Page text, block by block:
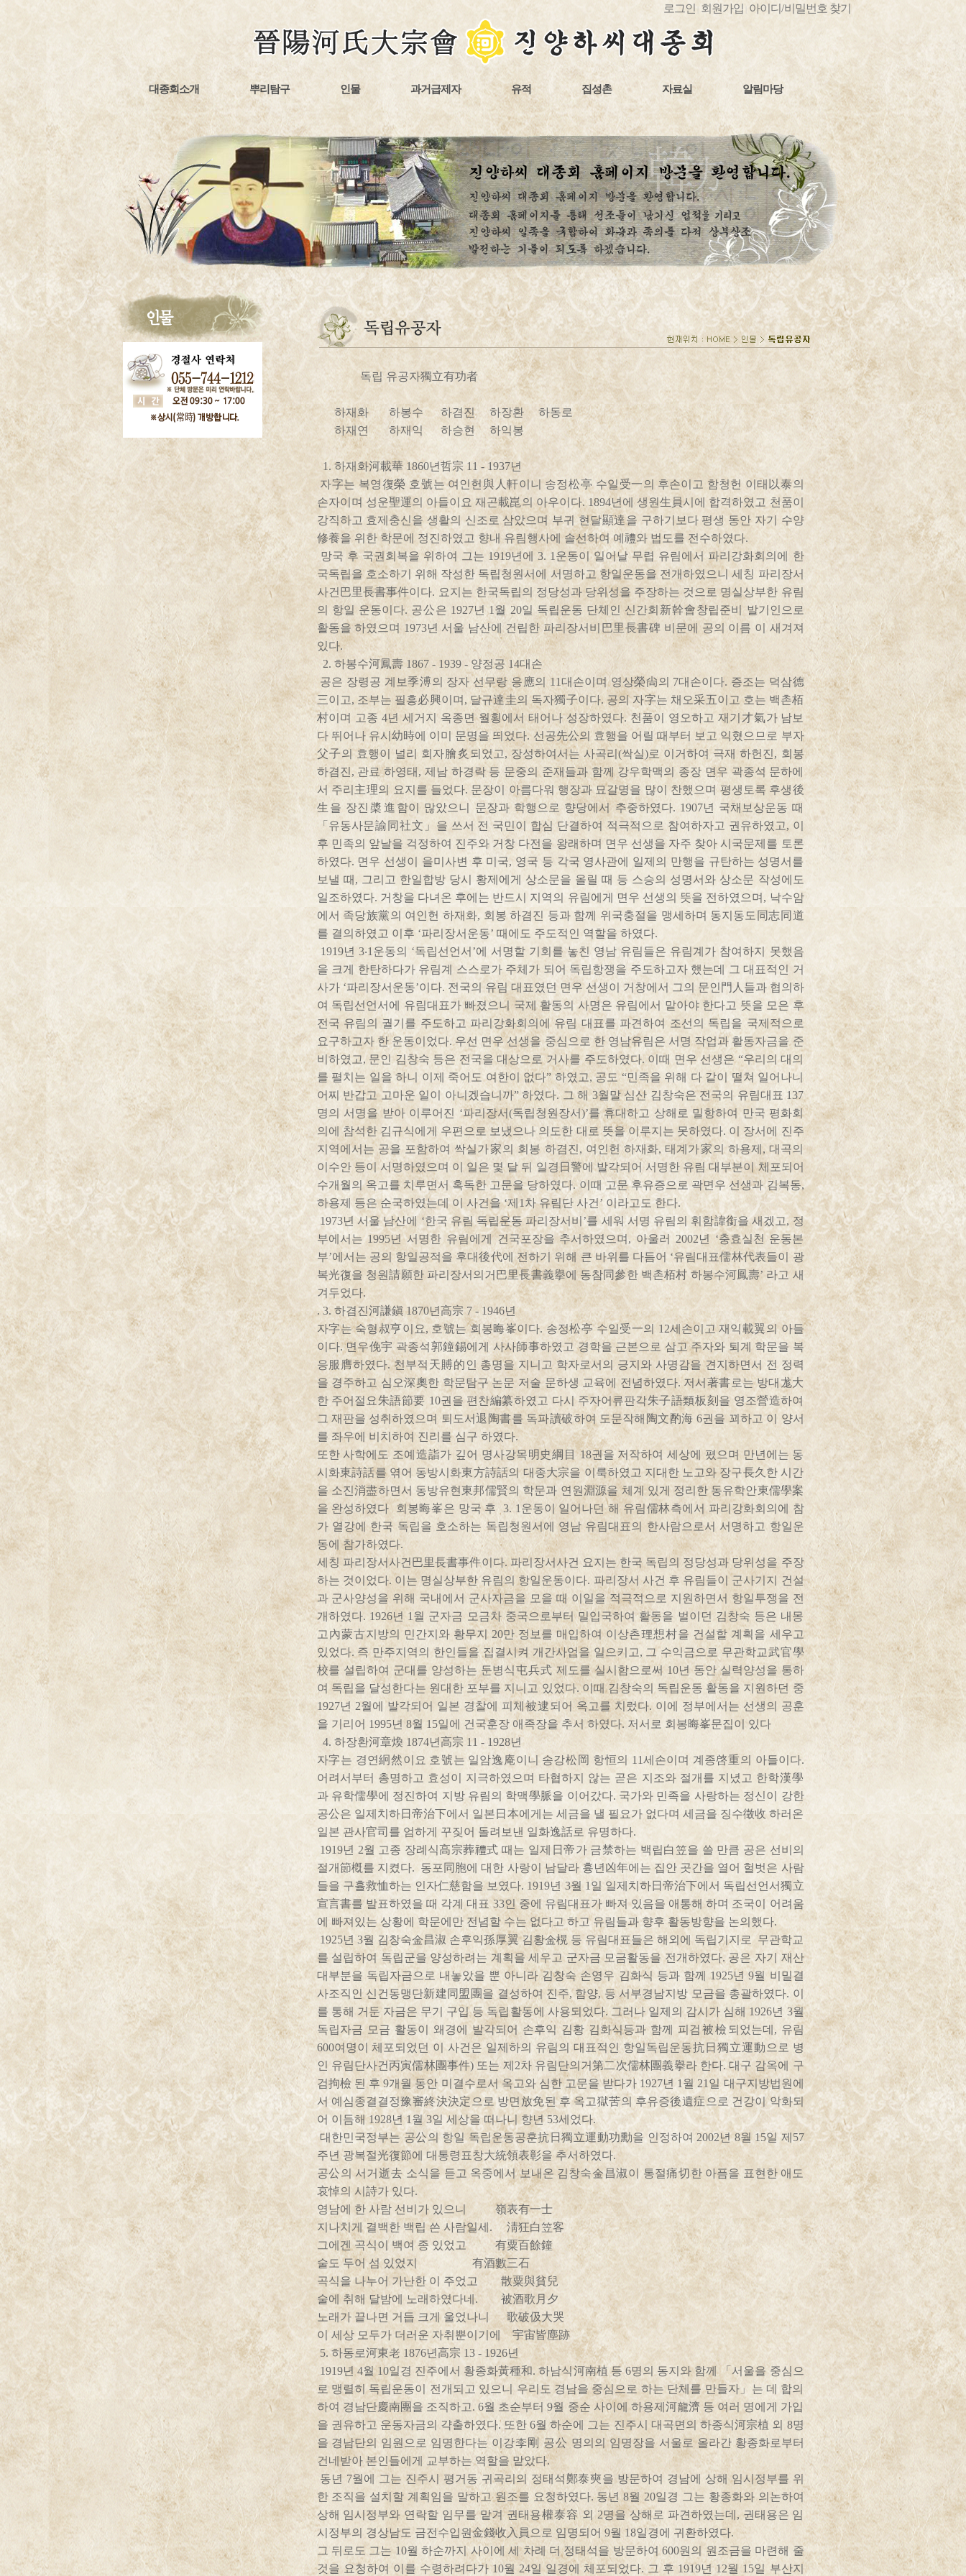
로그인 회원가입 아이디 /비밀번호 찾기
대종회소개 뿌리탐구 인물 과거급제자 유적 집성촌 자료실 알림마당
독립 유공자獨立有功者
하재화 하봉수 하겸진 하장환 하동로
하재연 하재익 하승현 하익봉
1. 하재화河載華 1860년哲宗 11 - 1937년
자字는 복영復榮 호號는 여인헌與人軒이니 송정松亭 수일受一의 후손이고 함청헌 이태以泰의
손자이며 성운聖運의 아들이요 재곤載崑의 아우이다. 1894년에 생원生員시에 합격하였고 천품이
강직하고 효제충신을 생활의 신조로 삼았으며 부귀 현달顯達을 구하기보다 평생 동안 자기 수양
修養을 위한 학문에 정진하였고 향내 유림행사에 솔선하여 예禮와 법도를 전수하였다.
망국 후 국권회복을 위하여 그는 1919년에 3. 1운동이 일어날 무렵 유림에서 파리강화회의에 한
국독립을 호소하기 위해 작성한 독립청원서에 서명하고 항일운동을 전개하였으니 세칭 파리장서
사건巴里長書事件이다. 요지는 한국독립의 정당성과 당위성을 주장하는 것으로 명실상부한 유림
의 항일 운동이다. 공公은 1927년 1월 20일 독립운동 단체인 신간회新幹會창립준비 발기인으로
활동을 하였으며 1973년 서울 남산에 건립한 파리장서비巴里長書碑 비문에 공의 이름 이 새겨져
있다.
2. 하봉수河鳳壽 1867 - 1939 - 양정공 14대손
공은 장령공 계보季溥의 장자 선무랑 응應의 11대손이며 영상榮尙의 7대손이다. 증조는 덕삼德
三이고, 조부는 필흥必興이며, 달규達圭의 독자獨子이다. 공의 자字는 채오采五이고 호는 백촌栢
村이며 고종 4년 세거지 옥종면 월횡에서 태어나 성장하였다. 천품이 영오하고 재기才氣가 남보
다 뛰어나 유시幼時에 이미 문명을 띄었다. 선공先公의 효행을 어릴 때부터 보고 익혔으므로 부자
父子의 효행이 널리 회자膾炙되었고, 장성하여서는 사곡리(싹실)로 이거하여 극재 하헌진, 회봉
하겸진, 관료 하영태, 제남 하경락 등 문중의 준재들과 함께 강우학맥의 종장 면우 곽종석 문하에
서 주리主理의 요지를 들었다. 문장이 아름다워 행장과 묘갈명을 많이 찬했으며 평생토록 후생後
生을 장진槳進함이 많았으니 문장과 학행으로 향당에서 추중하였다. 1907년 국채보상운동 때
「유동사문諭同社文」을 쓰서 전 국민이 합심 단결하여 적극적으로 참여하자고 권유하였고, 이
후 민족의 앞날을 걱정하여 진주와 거창 다전을 왕래하며 면우 선생을 자주 찾아 시국문제를 토론
하였다. 면우 선생이 을미사변 후 미국, 영국 등 각국 영사관에 일제의 만행을 규탄하는 성명서를
보낼 때, 그리고 한일합방 당시 황제에게 상소문을 올릴 때 등 스승의 성명서와 상소문 작성에도
일조하였다. 거창을 다녀온 후에는 반드시 지역의 유림에게 면우 선생의 뜻을 전하였으며, 낙수암
에서 족당族黨의 여인헌 하재화, 회봉 하겸진 등과 함께 위국충절을 맹세하며 동지동도同志同道
를 결의하였고 이후 ‘파리장서운동’ 때에도 주도적인 역할을 하였다.
1919년 3‧1운동의 ‘독립선언서’에 서명할 기회를 놓친 영남 유림들은 유림계가 참여하지 못했음
을 크게 한탄하다가 유림계 스스로가 주체가 되어 독립항쟁을 주도하고자 했는데 그 대표적인 거
사가 ‘파리장서운동’이다. 전국의 유림 대표였던 면우 선생이 거창에서 그의 문인門人들과 협의하
여 독립선언서에 유림대표가 빠졌으니 국제 활동의 사명은 유림에서 맡아야 한다고 뜻을 모은 후
전국 유림의 궐기를 주도하고 파리강화회의에 유림 대표를 파견하여 조선의 독립을 국제적으로
요구하고자 한 운동이었다. 우선 면우 선생을 중심으로 한 영남유림은 서명 작업과 활동자금을 준
비하였고, 문인 김창숙 등은 전국을 대상으로 거사를 주도하였다. 이때 면우 선생은 “우리의 대의
를 펼치는 일을 하니 이제 죽어도 여한이 없다” 하였고, 공도 “민족을 위해 다 같이 떨쳐 일어나니
어찌 반갑고 고마운 일이 아니겠습니까” 하였다. 그 해 3월말 심산 김창숙은 전국의 유림대표 137
명의 서명을 받아 이루어진 ‘파리장서(독립청원장서)’를 휴대하고 상해로 밀항하여 만국 평화회
의에 참석한 김규식에게 우편으로 보냈으나 의도한 대로 뜻을 이루지는 못하였다. 이 장서에 진주
지역에서는 공을 포함하여 싹실가家의 회봉 하겸진, 여인헌 하재화, 태계가家의 하용제, 대곡의
이수안 등이 서명하였으며 이 일은 몇 달 뒤 일경日警에 발각되어 서명한 유림 대부분이 체포되어
수개월의 옥고를 치루면서 혹독한 고문을 당하였다. 이때 고문 후유증으로 곽면우 선생과 김복동,
하용제 등은 순국하였는데 이 사건을 ‘제1차 유림단 사건’ 이라고도 한다.
1973년 서울 남산에 ‘한국 유림 독립운동 파리장서비’를 세워 서명 유림의 휘함諱銜을 새겠고, 정
부에서는 1995년 서명한 유림에게 건국포장을 추서하였으며, 아울러 2002년 ‘충효실천 운동본
부’에서는 공의 항일공적을 후대後代에 전하기 위해 큰 바위를 다듬어 ‘유림대표儒林代表들이 광
복光復을 청원請願한 파리장서의거巴里長書義擧에 동참同參한 백촌栢村 하봉수河鳳壽’ 라고 새
겨두었다.
. 3. 하겸진河謙鎭 1870년高宗 7 - 1946년
자字는 숙형叔亨이요, 호號는 회봉晦峯이다. 송정松亭 수일受一의 12세손이고 재익載翼의 아들
이다. 면우俛宇 곽종석郭鐘錫에게 사사師事하였고 경학을 근본으로 삼고 주자와 퇴계 학문을 복
응服膺하였다. 천부적天賻的인 총명을 지니고 학자로서의 긍지와 사명감을 견지하면서 전 정력
을 경주하고 심오深奧한 학문탐구 논문 저술 문하생 교육에 전념하였다. 저서著書로는 방대尨大
한 주어절요朱語節要 10권을 편찬編纂하였고 다시 주자어류판각朱子語類板刻을 영조營造하여
그 재판을 성취하였으며 퇴도서退陶書를 독파讀破하여 도문작해陶文酌海 6권을 꾀하고 이 양서
를 좌우에 비치하여 진리를 심구 하였다.
또한 사학에도 조예造詣가 깊어 명사강목明史綱目 18권을 저작하여 세상에 폈으며 만년에는 동
시화東詩話를 엮어 동방시화東方詩話의 대종大宗을 이룩하였고 지대한 노고와 장구長久한 시간
을 소진消盡하면서 동방유현東邦儒賢의 학문과 연원淵源을 체계 있게 정리한 동유학안東儒學案
을 완성하였다 회봉晦峯은 망국 후 3. 1운동이 일어나던 해 유림儒林측에서 파리강화회의에 참
가 열강에 한국 독립을 호소하는 독립청원서에 영남 유림대표의 한사람으로서 서명하고 항일운
동에 참가하였다.
세칭 파리장서사건巴里長書事件이다. 파리장서사건 요지는 한국 독립의 정당성과 당위성을 주장
하는 것이었다. 이는 명실상부한 유림의 항일운동이다. 파리장서 사건 후 유림들이 군사기지 건설
과 군사양성을 위해 국내에서 군사자금을 모을 때 이일을 적극적으로 지원하면서 항일투쟁을 전
개하였다. 1926년 1월 군자금 모금차 중국으로부터 밀입국하여 활동을 벌이던 김창숙 등은 내몽
고內蒙古지방의 민간지와 황무지 20만 정보를 매입하여 이상촌理想村을 건설할 계획을 세우고
있었다. 즉 만주지역의 한인들을 집결시켜 개간사업을 일으키고, 그 수익금으로 무관학교武官學
校를 설립하여 군대를 양성하는 둔병식屯兵式 제도를 실시함으로써 10년 동안 실력양성을 통하
여 독립을 달성한다는 원대한 포부를 지니고 있었다. 이때 김창숙의 독립운동 활동을 지원하던 중
1927년 2월에 발각되어 일본 경찰에 피체被逮되어 옥고를 치렀다. 이에 정부에서는 선생의 공훈
을 기리어 1995년 8월 15일에 건국훈장 애족장을 추서 하였다. 저서로 회봉晦峯문집이 있다
4. 하장환河章煥 1874년高宗 11 - 1928년
자字는 경연絅然이요 호號는 일암逸庵이니 송강松岡 항恒의 11세손이며 계종啓重의 아들이다.
어려서부터 총명하고 효성이 지극하였으며 타협하지 않는 곧은 지조와 절개를 지녔고 한학漢學
과 유학儒學에 정진하여 지방 유림의 학맥學脈을 이어갔다. 국가와 민족을 사랑하는 정신이 강한
공公은 일제치하日帝治下에서 일본日本에게는 세금을 낼 필요가 없다며 세금을 징수徵收 하러온
일본 관사官司를 엄하게 꾸짖어 돌려보낸 일화逸話로 유명하다.
1919년 2월 고종 장례식高宗葬禮式 때는 일제日帝가 금禁하는 백립白笠을 쓸 만큼 공은 선비의
절개節槪를 지켰다. 동포同胞에 대한 사랑이 남달라 흉년凶年에는 집안 곳간을 열어 헐벗은 사람
들을 구휼救恤하는 인자仁慈함을 보였다. 1919년 3월 1일 일제치하日帝治下에서 독립선언서獨立
宣言書를 발표하였을 때 각계 대표 33인 중에 유림대표가 빠져 있음을 애통해 하며 조국이 어려움
에 빠져있는 상황에 학문에만 전념할 수는 없다고 하고 유림들과 향후 활동방향을 논의했다.
1925년 3월 김창숙金昌淑 손후익孫厚翼 김황金榥 등 유림대표들은 해외에 독립기지로 무관학교
를 설립하여 독립군을 양성하려는 계획을 세우고 군자금 모금활동을 전개하였다. 공은 자기 재산
대부분을 독립자금으로 내놓았을 뿐 아니라 김창숙 손영우 김화식 등과 함께 1925년 9월 비밀결
사조직인 신건동맹단新建同盟團을 결성하여 진주, 함양, 등 서부경남지방 모금을 총괄하였다. 이
를 통해 거둔 자금은 무기 구입 등 독립활동에 사용되었다. 그러나 일제의 감시가 심해 1926년 3월
독립자금 모금 활동이 왜경에 발각되어 손후익 김황 김화식등과 함께 피검被檢되었는데, 유림
600여명이 체포되었던 이 사건은 일제하의 유림의 대표적인 항일독립운동抗日獨立運動으로 병
인 유림단사건丙寅儒林團事件) 또는 제2차 유림단의거第二次儒林團義擧라 한다. 대구 감옥에 구
검拘檢 된 후 9개월 동안 미결수로서 옥고와 심한 고문을 받다가 1927년 1월 21일 대구지방법원에
서 예심종결결정豫審終決決定으로 방면放免된 후 옥고獄苦의 후유증後遺症으로 건강이 악화되
어 이듬해 1928년 1월 3일 세상을 떠나니 향년 53세었다.
대한민국정부는 공公의 항일 독립운동공훈抗日獨立運動功勳을 인정하여 2002년 8월 15일 제57
주년 광복절光復節에 대통령표창大統領表彰을 추서하였다.
공公의 서거逝去 소식을 듣고 옥중에서 보내온 김창숙金昌淑이 통절痛切한 아픔을 표현한 애도
哀悼의 시詩가 있다.
영남에 한 사람 선비가 있으니 嶺表有一士
지나치게 결백한 백립 쓴 사람일세. 淸狂白笠客
그에겐 곡식이 백여 종 있었고 有粟百餘鐘
술도 두어 섬 있었지 有酒數三石
곡식을 나누어 가난한 이 주었고 散粟與貧兒
술에 취해 달밤에 노래하였다네. 被酒歌月夕
노래가 끝나면 거듭 크게 울었나니 歌破伋大哭
이 세상 모두가 더러운 자취뿐이기에 宇宙皆塵跡
5. 하동로河東老 1876년高宗 13 - 1926년
1919년 4월 10일경 진주에서 황종화黃種和. 하남식河南植 등 6명의 동지와 함께 「서울을 중심으
로 맹렬히 독립운동이 전개되고 있으니 우리도 경남을 중심으로 하는 단체를 만들자」는 데 합의
하여 경남단慶南團을 조직하고. 6월 초순부터 9월 중순 사이에 하용제河龍濟 등 여러 명에게 가입
을 권유하고 운동자금의 갹출하였다. 또한 6월 하순에 그는 진주시 대곡면의 하종식河宗植 외 8명
을 경남단의 임원으로 임명한다는 이강李剛 공公 명의의 임명장을 서울로 올라간 황종화로부터
건네받아 본인들에게 교부하는 역할을 맡았다.
동년 7월에 그는 진주시 평거동 귀곡리의 정태석鄭泰奭을 방문하여 경남에 상해 임시정부를 위
한 조직을 설치할 계획임을 말하고 원조를 요청하였다. 동년 8월 20일경 그는 황종화와 의논하여
상해 임시정부와 연락할 임무를 맡겨 권태용權泰容 외 2명을 상해로 파견하였는데, 권태용은 임
시정부의 경상남도 금전수입원金錢收入員으로 임명되어 9월 18일경에 귀환하였다.
그 뒤로도 그는 10월 하순까지 사이에 세 차례 더 정태석을 방문하여 600원의 원조금을 마련해 줄
것을 요청하여 이를 수령하려다가 10월 24일 일경에 체포되었다. 그 후 1919년 12월 15일 부산지